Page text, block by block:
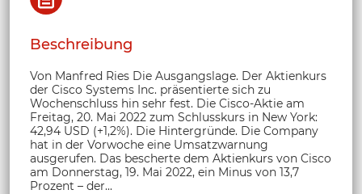
Beschreibung
Von Manfred Ries Die Ausgangslage. Der Aktienkurs
der Cisco Systems Inc. präsentierte sich zu
Wochenschluss hin sehr fest. Die Cisco-Aktie am
Freitag, 20. Mai 2022 zum Schlusskurs in New York:
42,94 USD (+1,2%). Die Hintergründe. Die Company
hat in der Vorwoche eine Umsatzwarnung
ausgerufen. Das bescherte dem Aktienkurs von Cisco
am Donnerstag, 19. Mai 2022, ein Minus von 13,7
Prozent – der...